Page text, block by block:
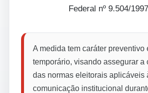
Federal nº 9.504/
A medida tem caráter preventivo
temporário, visando assegurar a
das normas eleitorais aplicáveis
comunicação institucional